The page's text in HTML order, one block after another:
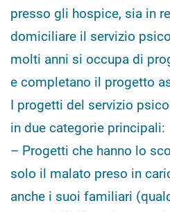
presso gli hospice, sia in
domiciliare il servizio
molti anni si occupa di
e completano il progetto
I progetti del servizio
in due categorie principali:
– Progetti che hanno lo
solo il malato preso in
anche i suoi familiari